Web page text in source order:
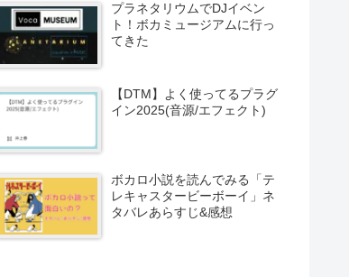
プラネタリウムでDJイベン
ト！ボカミュージアムに行っ
てきた
【DTM】よく使ってるプラグ
イン2025(音源/エフェクト)
ボカロ小説を読んでみる「テ
レキャスタービーボーイ」ネ
タバレあらすじ&感想